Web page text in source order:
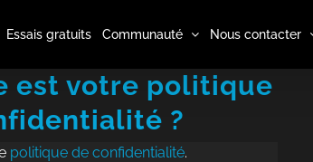
Essais gratuits Communauté Nous contacter
est votre politique
?
politique de confidentialité.